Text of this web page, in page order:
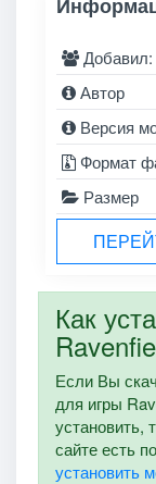
Добавил:
Автор
Версия
Формат
Размер
Как
Если Вы
для игры
установить,
сайте есть
установить